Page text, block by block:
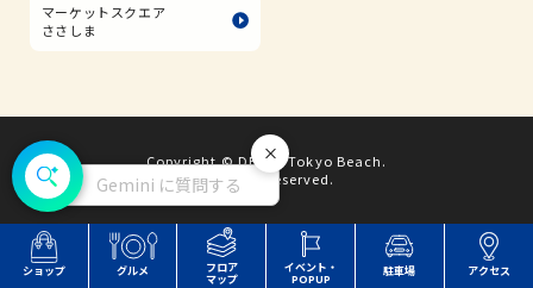
Gemini に質問する
閉じる
マーケットスクエア
ささしま
Copyright © DECKS Tokyo Beach.
All rights reserved.
ショップ グルメ フロア
マップ
イベント・
POPUP
駐車場 アクセス